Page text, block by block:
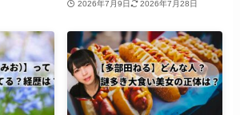
2026年7月9日 2026年7月28日